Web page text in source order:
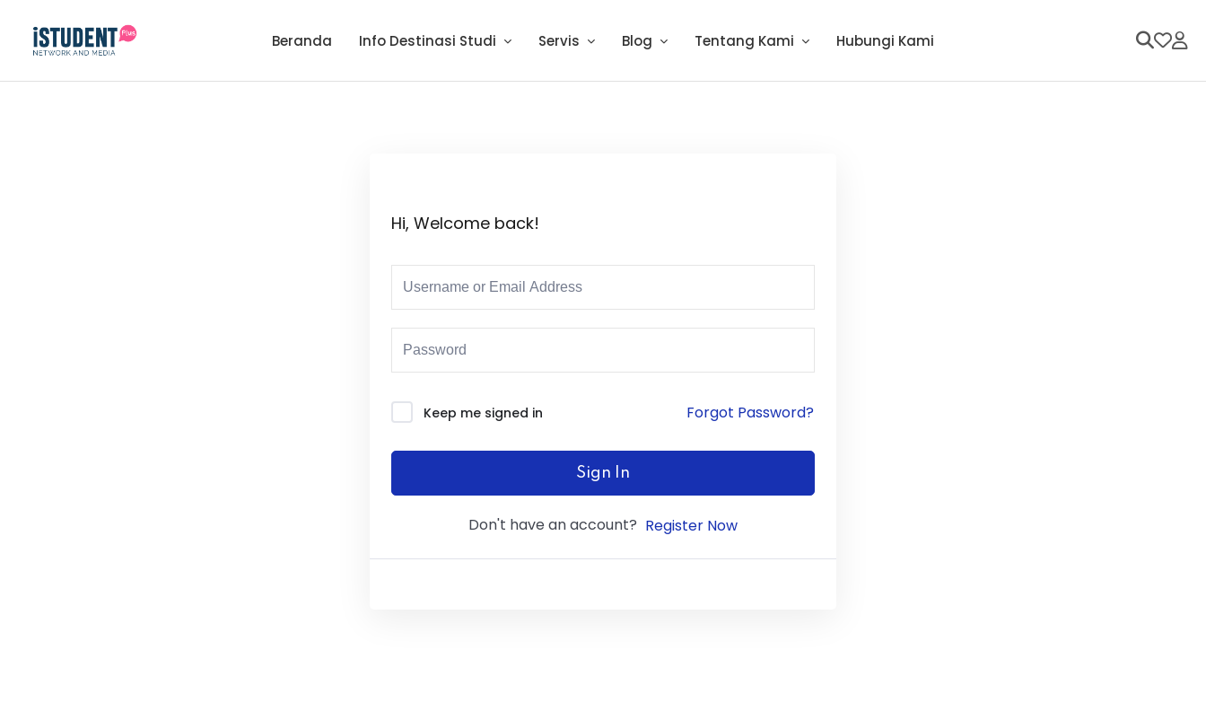
Beranda Info Destinasi Studi Servis Blog Tentang Kami Hubungi Kami
Hi, Welcome back!
Keep me signed in Forgot Password?
Sign In
Don't have an account? Register Now